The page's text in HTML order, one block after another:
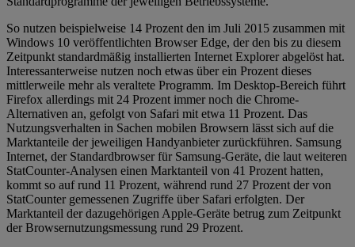
So nutzen beispielweise 14 Prozent den im Juli 2015 zusammen mit
Windows 10 veröffentlichten Browser Edge, der den bis zu diesem
Zeitpunkt standardmäßig installierten Internet Explorer abgelöst hat.
Interessanterweise nutzen noch etwas über ein Prozent dieses
mittlerweile mehr als veraltete Programm. Im Desktop-Bereich führt
Firefox allerdings mit 24 Prozent immer noch die Chrome-
Alternativen an, gefolgt von Safari mit etwa 11 Prozent. Das
Nutzungsverhalten in Sachen mobilen Browsern lässt sich auf die
Marktanteile der jeweiligen Handyanbieter zurückführen. Samsung
Internet, der Standardbrowser für Samsung-Geräte, die laut weiteren
StatCounter-Analysen einen Marktanteil von 41 Prozent hatten,
kommt so auf rund 11 Prozent, während rund 27 Prozent der von
StatCounter gemessenen Zugriffe über Safari erfolgten. Der
Marktanteil der dazugehörigen Apple-Geräte betrug zum Zeitpunkt
der Browsernutzungsmessung rund 29 Prozent.